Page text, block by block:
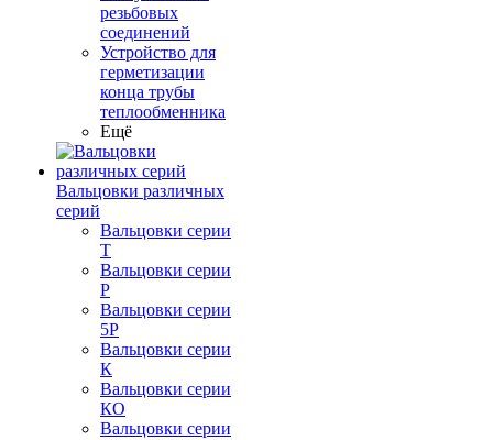
резьбовых
соединений
Устройство для
герметизации
конца трубы
теплообменника
Ещё
Вальцовки различных
серий
Вальцовки серии
Т
Вальцовки серии
Р
Вальцовки серии
5Р
Вальцовки серии
К
Вальцовки серии
КО
Вальцовки серии